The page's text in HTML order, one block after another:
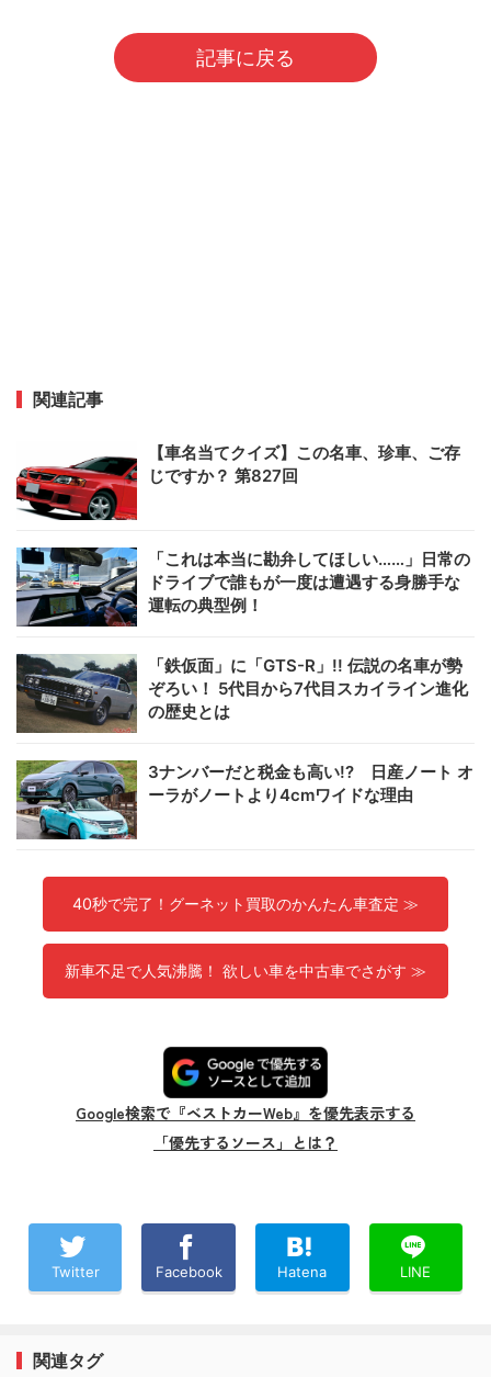
記事に戻る
関連記事
【車名当てクイズ】この名車、珍車、ご存
じですか？ 第827回
「これは本当に勘弁してほしい……」日常の
ドライブで誰もが一度は遭遇する身勝手な
運転の典型例！
「鉄仮面」に「GTS-R」!! 伝説の名車が勢
ぞろい！ 5代目から7代目スカイライン進化
の歴史とは
3ナンバーだと税金も高い!? 日産ノート オ
ーラがノートより4cmワイドな理由
40秒で完了！グーネット買取のかんたん車査定 ≫
新車不足で人気沸騰！ 欲しい車を中古車でさがす ≫
Google検索で『ベストカーWeb』を優先表示する
「優先するソース」とは？
Twitter Facebook Hatena LINE
関連タグ